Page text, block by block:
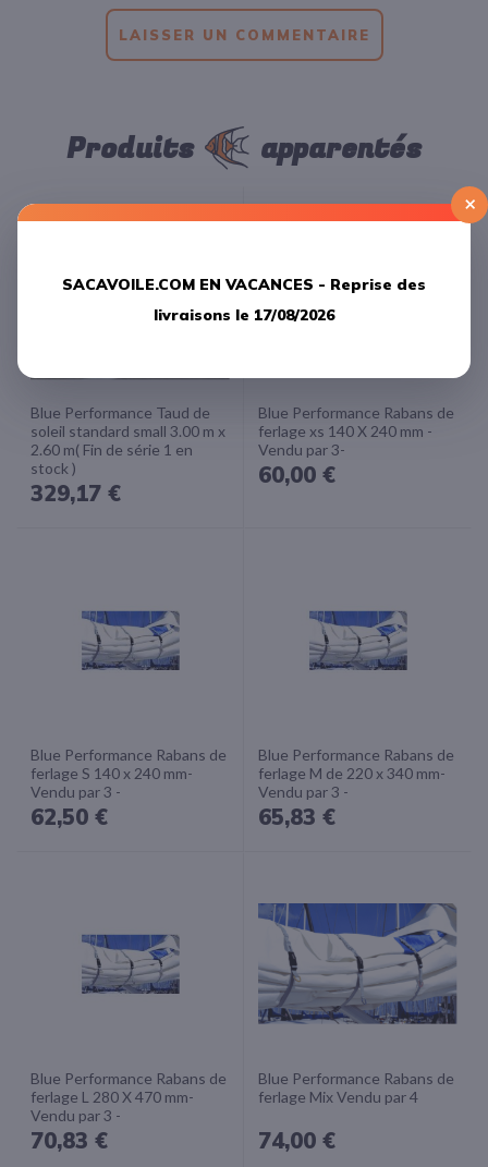
LAISSER UN COMMENTAIRE
Produits apparentés
Blue Performance Taud de
soleil standard small 3.00 m x
2.60 m( Fin de série 1 en
stock )
329,17 €
Blue Performance Rabans de
ferlage xs 140 X 240 mm -
Vendu par 3-
60,00 €
Blue Performance Rabans de
ferlage S 140 x 240 mm-
Vendu par 3 -
62,50 €
Blue Performance Rabans de
ferlage M de 220 x 340 mm-
Vendu par 3 -
65,83 €
Blue Performance Rabans de
ferlage L 280 X 470 mm-
Vendu par 3 -
70,83 €
Blue Performance Rabans de
ferlage Mix Vendu par 4
74,00 €
×
SACAVOILE.COM EN VACANCES - Reprise des
livraisons le 17/08/2026